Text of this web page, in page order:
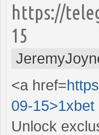
https://
15
<a href=
09-15>1xbet
Unlock